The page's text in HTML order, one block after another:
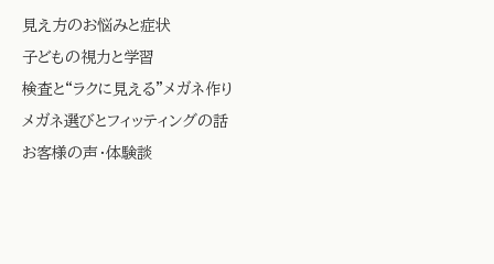
見え方のお悩みと症状
子どもの視力と学習
検査と“ラクに見える”メガネ作り
メガネ選びとフィッティングの話
お客様の声・体験談